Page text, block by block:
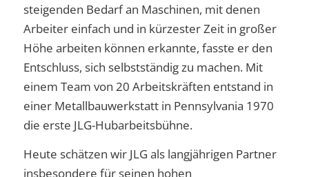
steigenden Bedarf an Maschinen, mit denen
Arbeiter einfach und in kürzester Zeit in großer
Höhe arbeiten können erkannte, fasste er den
Entschluss, sich selbstständig zu machen. Mit
einem Team von 20 Arbeitskräften entstand in
einer Metallbauwerkstatt in Pennsylvania 1970
die erste JLG-Hubarbeitsbühne.
Heute schätzen wir JLG als langjährigen Partner
insbesondere für seinen hohen